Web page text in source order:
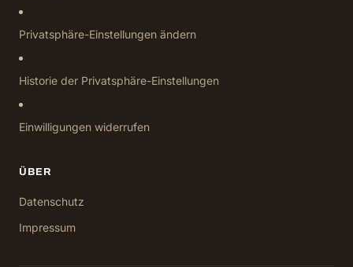
Privatsphäre-Einstellungen ändern
Historie der Privatsphäre-Einstellungen
Einwilligungen widerrufen
ÜBER
Datenschutz
Impressum